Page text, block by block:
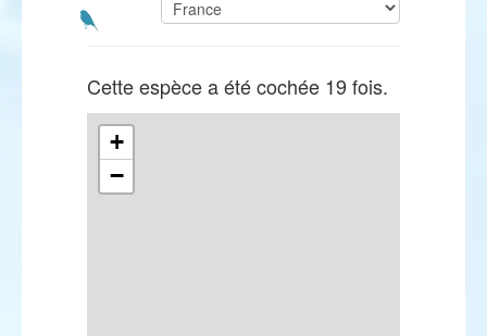
Cette espèce a été cochée 19 fois.
+
−